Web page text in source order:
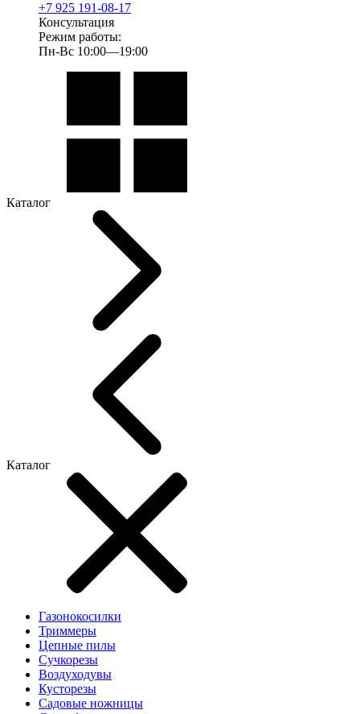
+7 925 191-08-17
Консультация
Режим работы:
Пн-Вс 10:00—19:00
Каталог
Каталог
Газонокосилки
Триммеры
Цепные пилы
Cучкорезы
Воздуходувы
Кусторезы
Садовые ножницы